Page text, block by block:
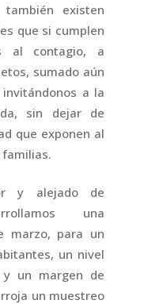
existen
que si cumplen
al contagio, a
sumado aún
a la
sin dejar de
que exponen al
y alejado de
una
marzo, para un
un nivel
un margen de
un muestreo